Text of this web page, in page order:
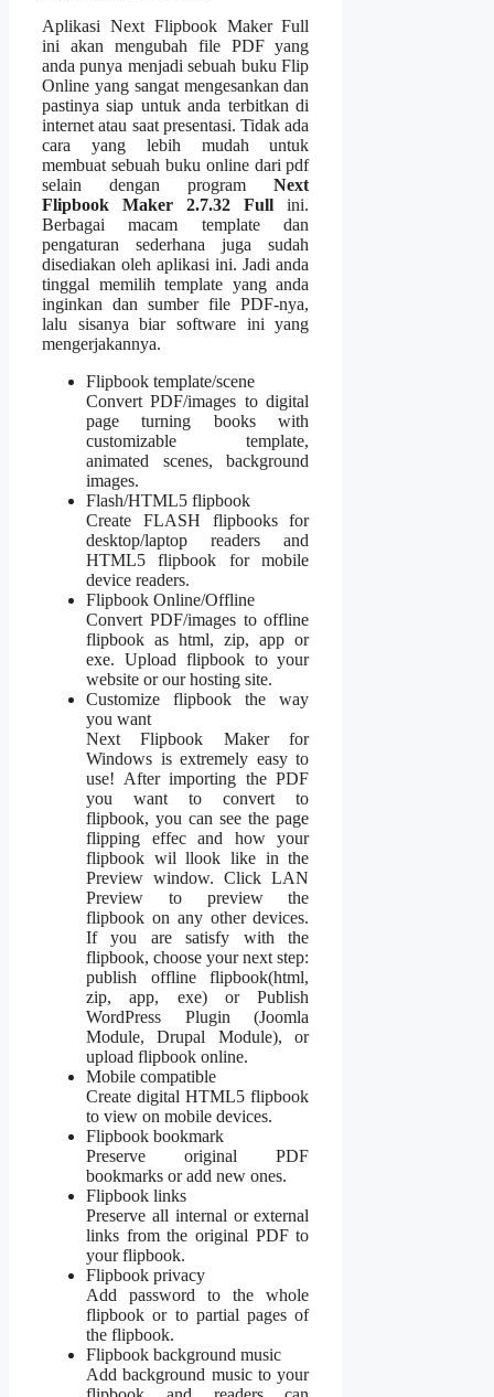
Aplikasi Next Flipbook Maker Full
ini akan mengubah file PDF yang
anda punya menjadi sebuah buku Flip
Online yang sangat mengesankan dan
pastinya siap untuk anda terbitkan di
internet atau saat presentasi. Tidak ada
cara yang lebih mudah untuk
membuat sebuah buku online dari pdf
selain dengan programNext
Flipbook Maker 2.7.32 Full ini.
Berbagai macam template dan
pengaturan sederhana juga sudah
disediakan oleh aplikasi ini. Jadi anda
tinggal memilih template yang anda
inginkan dan sumber file PDF-nya,
lalu sisanya biar software ini yang
mengerjakannya.
Flipbook template/scene
Convert PDF/images to digital
page turning books with
customizable template,
animated scenes, background
images.​
Flash/HTML5 flipbook
Create FLASH flipbooks for
desktop/laptop readers and
HTML5 flipbook for mobile
device readers.​
Flipbook Online/Offline
Convert PDF/images to offline
flipbook as html, zip, app or
exe. Upload flipbook to your
website or our hosting site.​
Customize flipbook the way
you want
Next Flipbook Maker for
Windows is extremely easy to
use! After importing the PDF
you want to convert to
flipbook, you can see the page
flipping effec and how your
flipbook wil llook like in the
Preview window. Click LAN
Preview to preview the
flipbook on any other devices.
If you are satisfy with the
flipbook, choose your next step:
publish offline flipbook(html,
zip, app, exe) or Publish
WordPress Plugin (Joomla
Module, Drupal Module), or
upload flipbook online.​
Mobile compatible
Create digital HTML5 flipbook
to view on mobile devices.​
Flipbook bookmark
Preserve original PDF
bookmarks or add new ones.​
Flipbook links
Preserve all internal or external
links from the original PDF to
your flipbook.​
Flipbook privacy
Add password to the whole
flipbook or to partial pages of
the flipbook.​
Flipbook background music
Add background music to your